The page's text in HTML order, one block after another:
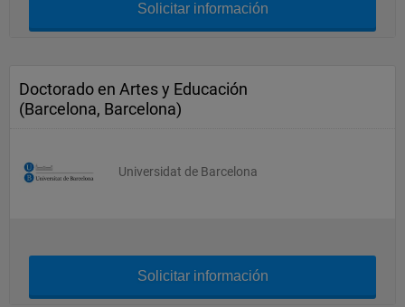
Solicitar información
Doctorado en Artes y Educación
(Barcelona, Barcelona)
Universidat de Barcelona
Solicitar información